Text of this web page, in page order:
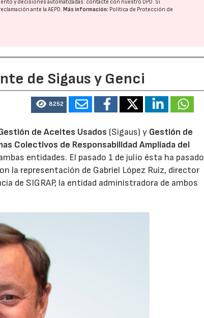
y decisiones automatizadas: contacte con nuestro DPD. Si
ante laAEPD.Más información: Política de Protección de
de Sigaus y Genci
8252
de Aceites Usados (Sigaus) y Gestión de
Colectivos de Responsabilidad Ampliada del
entidades. El pasado 1 de julio ésta ha pasado
la representación de Gabriel López Ruiz, director
de SIGRAP, la entidad administradora de ambos